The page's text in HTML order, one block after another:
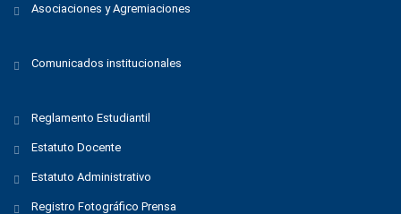
Asociaciones y Agremiaciones
Comunicados institucionales
Reglamento Estudiantil
Estatuto Docente
Estatuto Administrativo
Registro Fotográfico Prensa